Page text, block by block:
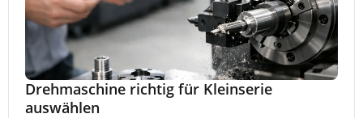
Drehmaschine richtig für Kleinserie
auswählen